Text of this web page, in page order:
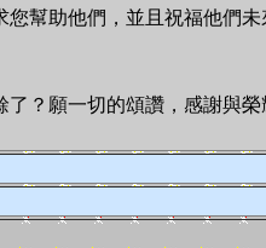
幫助他們，並且祝福他們
？願一切的頌讚，感謝與榮